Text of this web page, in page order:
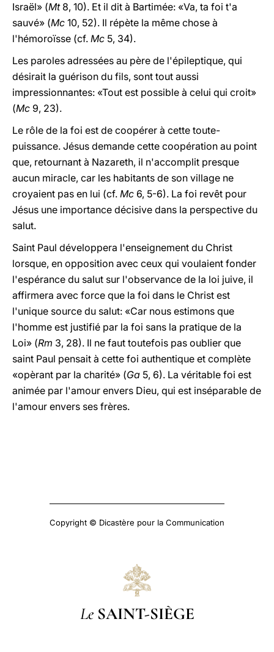
Israël» (Mt8, 10). Et il dit à Bartimée: «Va, ta foi t'a
sauvé» (Mc 10, 52). Il répète la même chose à
l'hémoroïsse (cf. Mc 5, 34).
Les paroles adressées au père de l'épileptique, qui
désirait la guérison du fils, sont tout aussi
impressionnantes: «Tout est possible à celui qui croit»
(Mc 9, 23).
Le rôle de la foi est de coopérer à cette toute-
puissance. Jésus demande cette coopération au point
que, retournant à Nazareth, il n'accomplit presque
aucun miracle, car les habitants de son village ne
croyaient pas en lui (cf. Mc 6, 5-6). La foi revêt pour
Jésus une importance décisive dans la perspective du
salut.
Saint Paul développera l'enseignement du Christ
lorsque, en opposition avec ceux qui voulaient fonder
l'espérance du salut sur l'observance de la loi juive, il
affirmera avec force que la foi dans le Christ est
l'unique source du salut: «Car nous estimons que
l'homme est justifié par la foi sans la pratique de la
Loi» (Rm 3, 28). Il ne faut toutefois pas oublier que
saint Paul pensait à cette foi authentique et complète
«opèrant par la charité» (Ga 5, 6). La véritable foi est
animée par l'amour envers Dieu, qui est inséparable de
l'amour envers ses frères.
Copyright © Dicastère pour la Communication
Le SAINT-SIÈGE